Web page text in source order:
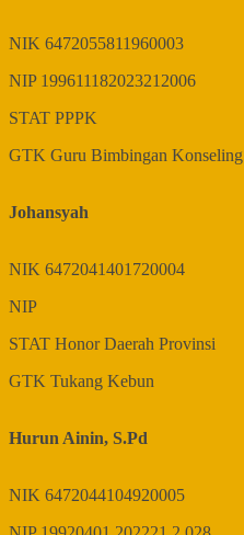
NIK 6472055811960003
NIP 199611182023212006
STAT PPPK
GTK Guru Bimbingan Konseling
Johansyah
NIK 6472041401720004
NIP
STAT Honor Daerah Provinsi
GTK Tukang Kebun
Hurun Ainin, S.Pd
NIK 6472044104920005